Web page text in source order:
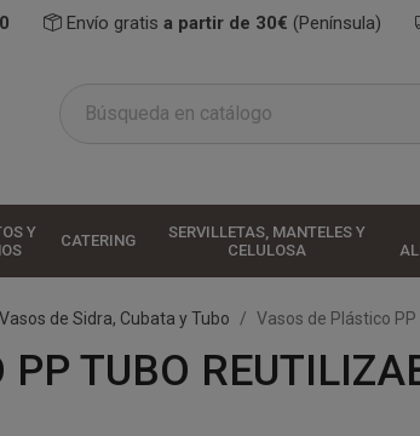
Envío gratis a partir de 30€ (Península)
Y
CATERING
SERVILLETAS, MANTELES Y
CELULOSA
Vasos de Sidra, Cubata y Tubo Vasos de Plástico
PP TUBO